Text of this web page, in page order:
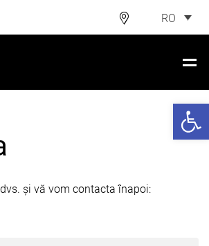
Deschide
RO
și vă vom contacta înapoi: